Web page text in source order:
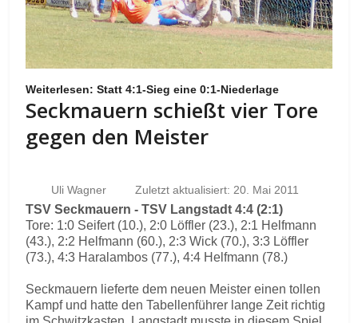
Weiterlesen: Statt 4:1-Sieg eine 0:1-Niederlage
Seckmauern schießt vier Tore
gegen den Meister
Uli Wagner Zuletzt aktualisiert: 20. Mai 2011
TSV Seckmauern - TSV Langstadt 4:4 (2:1)
Tore: 1:0 Seifert (10.), 2:0 Löffler (23.), 2:1 Helfmann
(43.), 2:2 Helfmann (60.), 2:3 Wick (70.), 3:3 Löffler
(73.), 4:3 Haralambos (77.), 4:4 Helfmann (78.)
Seckmauern lieferte dem neuen Meister einen tollen
Kampf und hatte den Tabellenführer lange Zeit richtig